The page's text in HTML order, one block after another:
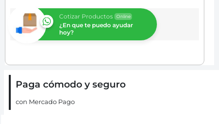
Cotizar Productos Online
¿En que te puedo ayudar
hoy?
Paga cómodo y seguro
con Mercado Pago